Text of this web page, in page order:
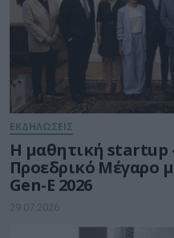
ΕΚΔΗΛΩΣΕΙΣ
Η μαθητική startup
Προεδρικό Μέγαρο
Gen-E 2026
29.07.2026